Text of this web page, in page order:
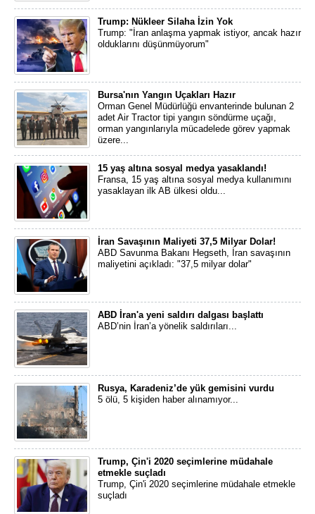
Trump: Nükleer Silaha İzin Yok
Trump: "İran anlaşma yapmak istiyor, ancak hazır
olduklarını düşünmüyorum"
Bursa'nın Yangın Uçakları Hazır
Orman Genel Müdürlüğü envanterinde bulunan 2
adet Air Tractor tipi yangın söndürme uçağı,
orman yangınlarıyla mücadelede görev yapmak
üzere...
15 yaş altına sosyal medya yasaklandı!
Fransa, 15 yaş altına sosyal medya kullanımını
yasaklayan ilk AB ülkesi oldu...
İran Savaşının Maliyeti 37,5 Milyar Dolar!
ABD Savunma Bakanı Hegseth, İran savaşının
maliyetini açıkladı: "37,5 milyar dolar"
ABD İran'a yeni saldırı dalgası başlattı
ABD’nin İran’a yönelik saldırıları...
Rusya, Karadeniz’de yük gemisini vurdu
5 ölü, 5 kişiden haber alınamıyor...
Trump, Çin'i 2020 seçimlerine müdahale
etmekle suçladı
Trump, Çin'i 2020 seçimlerine müdahale etmekle
suçladı